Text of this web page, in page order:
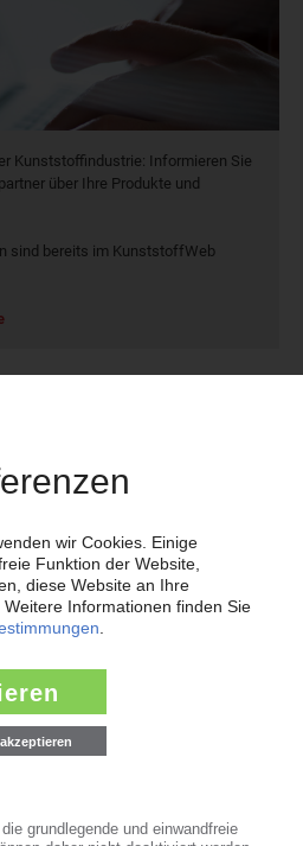
Kunststoffindustrie: Informieren Sie
über Ihre Produkte und
sind bereits im KunststoffWeb
der Kunststoffindustrie
bereits seit 1996 die Fach-
mit täglichen
Thema "Kunststoffe". Im Fokus
die Preisentwicklung für
Verpackungen.